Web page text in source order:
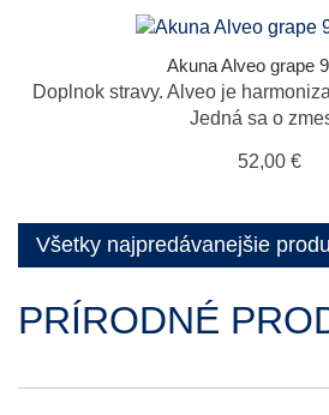
Akuna Alveo grape
Doplnok stravy. Alveo je
Jedná sa o
52,00 €
Všetky najpredávanejšie
PRÍRODNÉ